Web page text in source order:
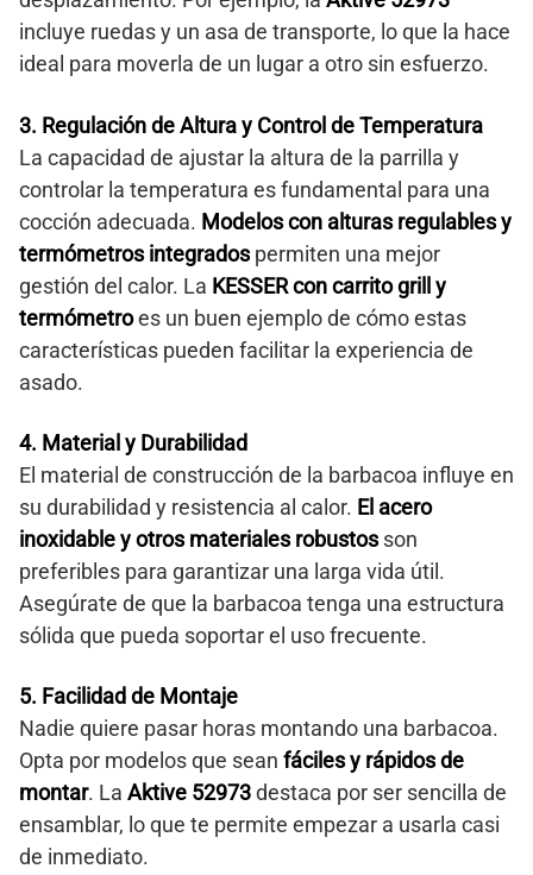
incluye ruedas y un asa de transporte, lo que la hace
ideal para moverla de un lugar a otro sin esfuerzo.
3. Regulación de Altura y Control de Temperatura
La capacidad de ajustar la altura de la parrilla y
controlar la temperatura es fundamental para una
cocción adecuada. Modelos con alturas regulables y
termómetros integradospermiten una mejor
gestión del calor. La KESSER con carrito grill y
termómetroes un buen ejemplo de cómo estas
características pueden facilitar la experiencia de
asado.
4. Material y Durabilidad
El material de construcción de la barbacoa influye en
su durabilidad y resistencia al calor. El acero
inoxidable y otros materiales robustosson
preferibles para garantizar una larga vida útil.
Asegúrate de que la barbacoa tenga una estructura
sólida que pueda soportar el uso frecuente.
5. Facilidad de Montaje
Nadie quiere pasar horas montando una barbacoa.
Opta por modelos que sean fáciles y rápidos de
montar. La Aktive 52973destaca por ser sencilla de
ensamblar, lo que te permite empezar a usarla casi
de inmediato.